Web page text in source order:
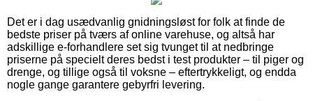
Det er i dag usædvanlig gnidningsløst for folk at finde de
bedste priser på tværs af online varehuse, og altså har
adskillige e-forhandlere set sig tvunget til at nedbringe
priserne på specielt deres bedst i test produkter – til piger og
drenge, og tillige også til voksne – eftertrykkeligt, og endda
nogle gange garantere gebyrfri levering.